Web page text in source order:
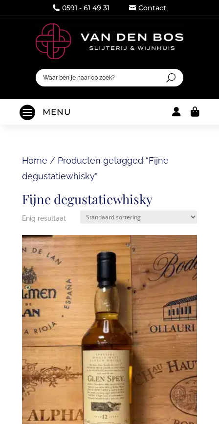
 0591 - 61 49 31  Contact
 MENU 
Home / Producten getagged “Fijne
degustatiewhisky”
Fijne degustatiewhisky
Enig resultaat